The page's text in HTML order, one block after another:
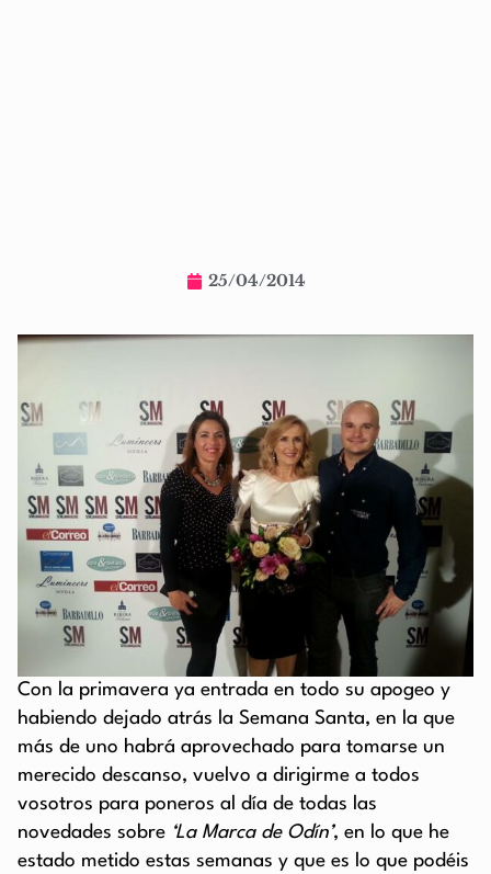
25/04/2014
Con la primavera ya entrada en todo su apogeo y
habiendo dejado atrás la Semana Santa, en la que
más de uno habrá aprovechado para tomarse un
merecido descanso, vuelvo a dirigirme a todos
vosotros para poneros al día de todas las
novedades sobre ‘La Marca de Odín’, en lo que he
estado metido estas semanas y que es lo que podéis